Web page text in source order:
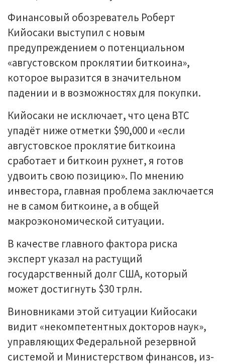
Финансовый обозреватель Роберт
Кийосаки выступил с новым
предупреждением о потенциальном
«августовском проклятии биткоина»,
которое выразится в значительном
падении и в возможностях для покупки.
Кийосаки не исключает, что цена BTC
упадёт ниже отметки $90,000 и «если
августовское проклятие биткоина
сработает и биткоин рухнет, я готов
удвоить свою позицию». По мнению
инвестора, главная проблема заключается
не в самом биткоине, а в общей
макроэкономической ситуации.
В качестве главного фактора риска
эксперт указал на растущий
государственный долг США, который
может достигнуть $30 трлн.
Виновниками этой ситуации Кийосаки
видит «некомпетентных докторов наук»,
управляющих Федеральной резервной
системой и Министерством финансов, из-